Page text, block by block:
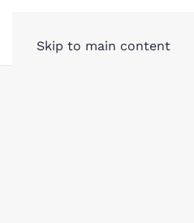
Skip to main content